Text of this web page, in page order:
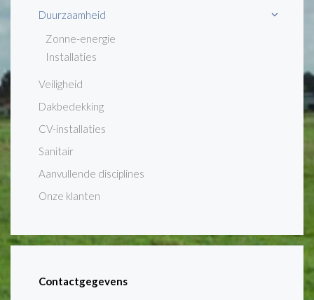
Duurzaamheid
Zonne-energie
Installaties
Veiligheid
Dakbedekking
CV-installaties
Sanitair
Aanvullende disciplines
Onze klanten
Contactgegevens